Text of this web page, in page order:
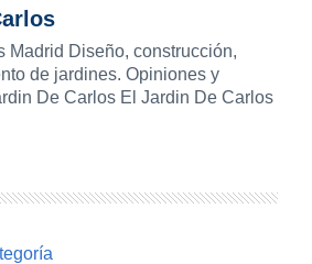
Madrid Diseño, construcción,
de jardines. Opiniones y
De Carlos El Jardin De Carlos